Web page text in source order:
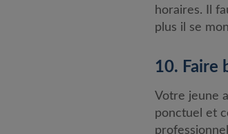
horaires. Il
plus il se
10. Faire
Votre jeune
ponctuel et